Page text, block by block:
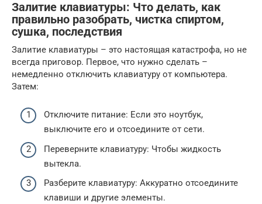
Залитие клавиатуры: Что делать, как
правильно разобрать, чистка спиртом,
сушка, последствия
Залитие клавиатуры – это настоящая катастрофа, но не
всегда приговор. Первое, что нужно сделать –
немедленно отключить клавиатуру от компьютера.
Затем:
Отключите питание: Если это ноутбук,
выключите его и отсоедините от сети.
Переверните клавиатуру: Чтобы жидкость
вытекла.
Разберите клавиатуру: Аккуратно отсоедините
клавиши и другие элементы.